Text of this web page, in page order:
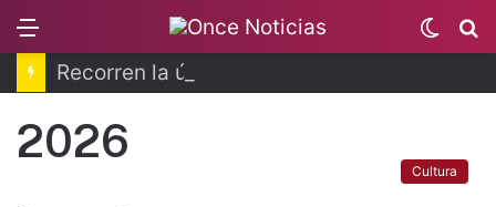
Switch
skin
2026
Cultura